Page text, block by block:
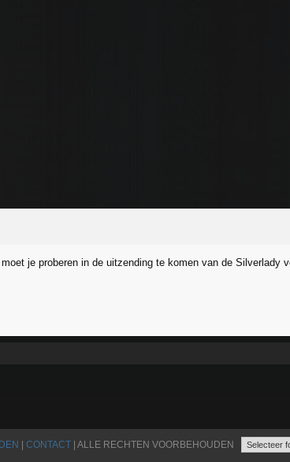
je proberen in de uitzending te komen van de Silverlady
CONTACT | ALLE RECHTEN VOORBEHOUDEN